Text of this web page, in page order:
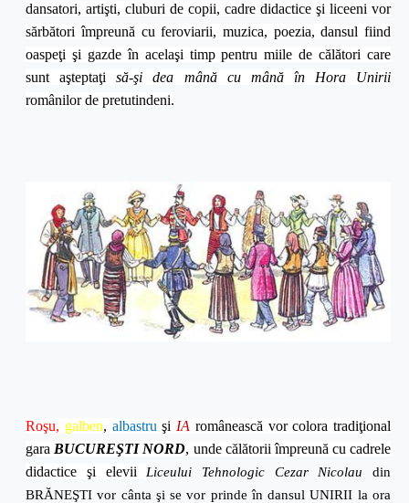
dansatori, artişti, cluburi de copii, cadre didactice şi liceeni vor
sărbători împreună cu feroviarii, muzica, poezia, dansul fiind
oaspeţi şi gazde în acelaşi timp pentru miile de călători care
sunt aşteptaţisă-şi dea mână cu mână în Hora Unirii
românilor de pretutindeni.
Roşu, galben, albastru şi IA românească vor colora tradiţional
gara BUCUREŞTI NORD, unde călătorii împreună cu cadrele
didactice şi elevii Liceului Tehnologic Cezar Nicolaudin
BRĂNEŞTI vor cânta şi se vor prinde în dansul UNIRII la ora